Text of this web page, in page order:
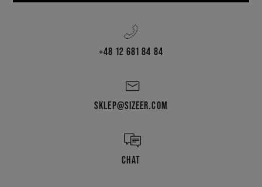
+48 12 681 84 84
SKLEP@SIZEER.COM
CHAT